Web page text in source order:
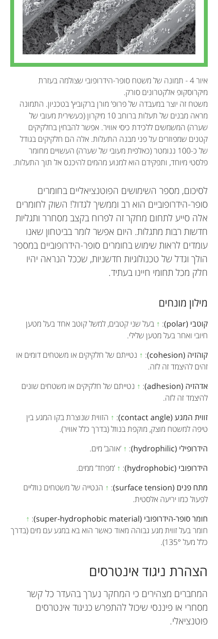
איור 4 - תמונה של משטח סופר-הידרופובי שצולמה בעזרת
מיקרוסקופ אלקטרונים סורק.
משטח זה יוצר במעבדה של פרופ’ מורן ברקוביץ’ בטכניון. התמונה
מראה מבנים של תעלות ברוחב 10 מיקרון (כעשירית מעובי של
שערה) המשמשים ללכידת כיסי אוויר. אפשר להבחין בחלקיקים
קטנים שמפוזרים על פני מבנה התעלות. אלה הם חלקיקים בגודל
של כ-100 ננומטר (כאלפית מעובי של שערה) העשויים מחומר
פלסטי מיוחד, ותפקידם הוא למנוע מהמים להיכנס אל תוך התעלות.
לסיכום, מספר השימושים הפוטנציאליים בחומרים
סופר-הידרופוביים הוא רב וממשיך לגדול! השוק לחומרים
אלה סייע לתחום מחקר זה לפרוח בקצב מסחרר ותגליות
חדשות רבות מתגלות. היום אפשר לומר בביטחון שאנו
עומדים לראות שימוש בחומרים סופר-הידרופוביים במספר
הולך וגדל של טכנולוגיות חדשניות, שככל הנראה יהיו
חלק מכל תחומי חיינו בעתיד.
מילון מונחים
קוטבי (polar) :
↑ בעל שני קטבים, למשל קוטב אחד בעל מטען
חיובי ואחר בעל מטען שלילי.
קוהזיה (cohesion)
:
↑ נטייתם של חלקיקים או משטחים דומים או
זהים להיצמד זה לזה.
אדהזיה (adhesion)
:
↑ נטייתם של חלקיקים או משטחים שונים
להיצמד זה לזה.
זווית המגע (contact angle)
:
↑ הזווית שנוצרת בקו המגע בין
טיפה למשטח מוצק, מוקפת בנוזל (בדרך כלל אוויר).
הידרופילי (hydrophilic)
:
↑ ’אוהב’ מים.
הידרופובי (hydrophobic)
:
↑ ’מפחד’ ממים.
מתח פנים (surface tension)
:
↑ הנטייה של משטחים נוזליים
לפעול כמו יריעה אלסטית.
חומר סופר-הידרופובי (super-hydrophobic material)
:
↑
חומר בעל זווית מגע גבוהה מאוד כאשר הוא בא במגע עם מים (בדרך
כלל מעל 135°
).
הצהרת ניגוד אינטרסים
המחברים מצהירים כי המחקר נערך בהעדר כל קשר
מסחרי או פיננסי שיכול להתפרש כניגוד אינטרסים
פוטנציאלי.